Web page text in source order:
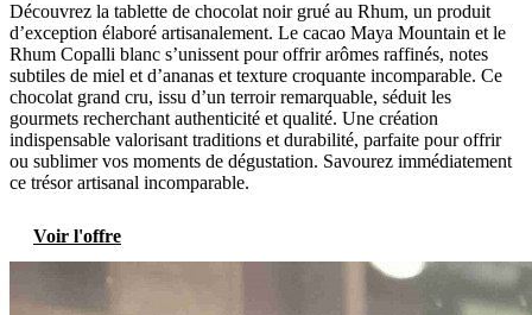
Découvrez la tablette de chocolat noir grué au Rhum, un produit
d’exception élaboré artisanalement. Le cacao Maya Mountain et le
Rhum Copalli blanc s’unissent pour offrir arômes raffinés, notes
subtiles de miel et d’ananas et texture croquante incomparable. Ce
chocolat grand cru, issu d’un terroir remarquable, séduit les
gourmets recherchant authenticité et qualité. Une création
indispensable valorisant traditions et durabilité, parfaite pour offrir
ou sublimer vos moments de dégustation. Savourez immédiatement
ce trésor artisanal incomparable.
Voir l'offre